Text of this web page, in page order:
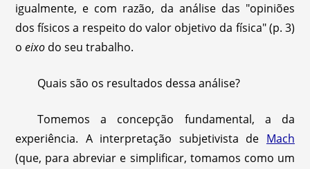
igualmente, e com razão, da análise das "opiniões
dos físicos a respeito do valor objetivo da física" (p. 3)
oeixo do seu trabalho.
Quais são os resultados dessa análise?
Tomemos a concepção fundamental, a da
experiência. A interpretação subjetivista de Mach
(que, para abreviar e simplificar, tomamos como um